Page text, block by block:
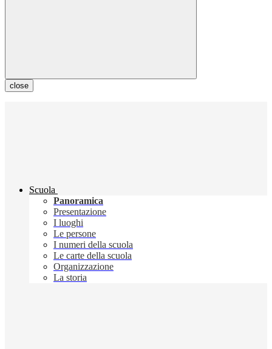
close
Scuola
Panoramica
Presentazione
I luoghi
Le persone
I numeri della scuola
Le carte della scuola
Organizzazione
La storia